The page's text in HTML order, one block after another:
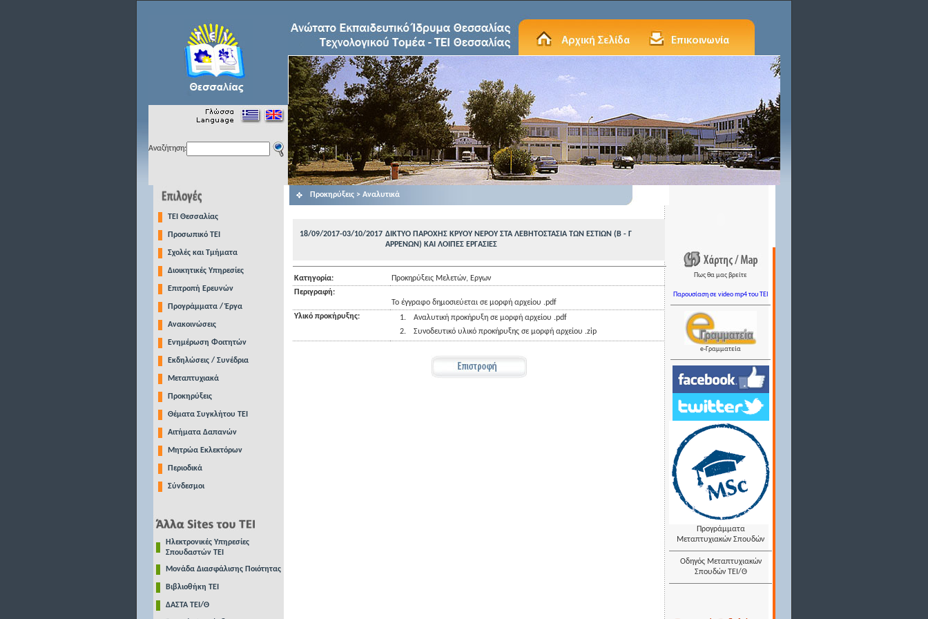
Αναζήτηση:
TEI Θεσσαλίας
Προσωπικό ΤΕΙ
Σχολές και Τμήματα
Διοικητικές Υπηρεσίες
Επιτροπή Ερευνών
Προγράμματα / Έργα
Ανακοινώσεις
Ενημέρωση Φοιτητών
Εκδηλώσεις / Συνέδρια
Μεταπτυχιακά
Προκηρύξεις
Θέματα Συγκλήτου ΤΕΙ
Αιτήματα Δαπανών
Μητρώα Εκλεκτόρων
Περιοδικά
Σύνδεσμοι
Ηλεκτρονικές Υπηρεσίες
Σπουδαστών ΤΕΙ
Μονάδα Διασφάλισης Ποιότητας
Βιβλιοθήκη ΤΕΙ
ΔΑΣΤΑ ΤΕΙ/Θ
Προκηρύξεις > Αναλυτικά
18/09/2017-03/10/2017 ΔΙΚΤΥΟ ΠΑΡΟΧΗΣ ΚΡΥΟΥ ΝΕΡΟΥ ΣΤΑ ΛΕΒΗΤΟΣΤΑΣΙΑ ΤΩΝ ΕΣΤΙΩΝ (Β - Γ
ΑΡΡΕΝΩΝ) ΚΑΙ ΛΟΙΠΕΣ ΕΡΓΑΣΙΕΣ
Κατηγορία:
Προκηρύξεις Μελετών, Εργων
Περιγραφή:
Το έγγραφο δημοσιεύεται σε μορφή αρχείου .pdf
Υλικό προκήρυξης:
1.
Αναλυτική προκήρυξη σε μορφή αρχείου .pdf
2.
Συνοδευτικό υλικό προκήρυξης σε μορφή αρχείου .zip
Πως θα μας βρείτε
Παρουσίαση σε video mp4 του TEI
e-Γραμματεία
Προγράμματα
Μεταπτυχιακών Σπουδών
Οδηγός Μεταπτυχιακών
Σπουδών ΤΕΙ/Θ